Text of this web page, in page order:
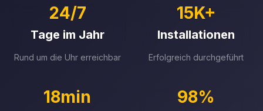
24/7
Tage im Jahr
Rund um die Uhr erreichbar
15K+
Installationen
Erfolgreich durchgeführt
18min 98%